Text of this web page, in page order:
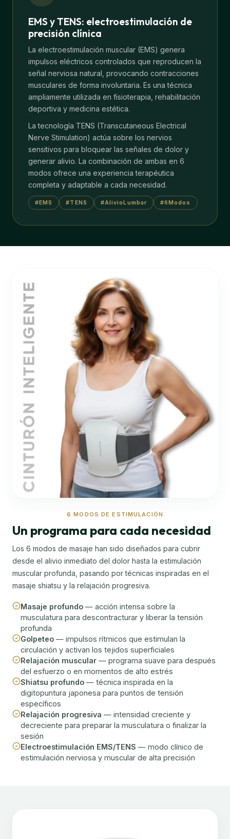
EMS y TENS: electroestimulación de
precisión clínica
La electroestimulación muscular (EMS) genera
impulsos eléctricos controlados que reproducen la
señal nerviosa natural, provocando contracciones
musculares de forma involuntaria. Es una técnica
ampliamente utilizada en fisioterapia, rehabilitación
deportiva y medicina estética.
La tecnología TENS (Transcutaneous Electrical
Nerve Stimulation) actúa sobre los nervios
sensitivos para bloquear las señales de dolor y
generar alivio. La combinación de ambas en 6
modos ofrece una experiencia terapéutica
completa y adaptable a cada necesidad.
#EMS #TENS #AlivioLumbar #6Modos
6 MODOS DE ESTIMULACIÓN
Un programa para cada necesidad
Los 6 modos de masaje han sido diseñados para cubrir
desde el alivio inmediato del dolor hasta la estimulación
muscular profunda, pasando por técnicas inspiradas en el
masaje shiatsu y la relajación progresiva.
Masaje profundo — acción intensa sobre la
musculatura para descontracturar y liberar la tensión
profunda
Golpeteo — impulsos rítmicos que estimulan la
circulación y activan los tejidos superficiales
Relajación muscular — programa suave para después
del esfuerzo o en momentos de alto estrés
Shiatsu profundo — técnica inspirada en la
digitopuntura japonesa para puntos de tensión
específicos
Relajación progresiva — intensidad creciente y
decreciente para preparar la musculatura o finalizar la
sesión
Electroestimulación EMS/TENS — modo clínico de
estimulación nerviosa y muscular de alta precisión